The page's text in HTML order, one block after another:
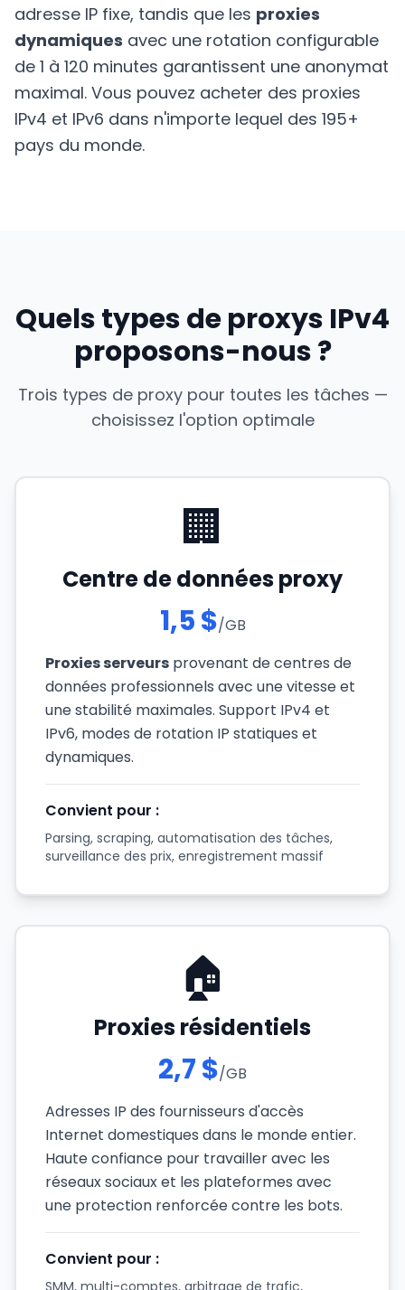
adresse IP fixe, tandis que les proxies
dynamiques avec une rotation configurable
de 1 à 120 minutes garantissent une anonymat
maximal. Vous pouvez acheter des proxies
IPv4 et IPv6 dans n'importe lequel des 195+
pays du monde.
Quels types de proxys IPv4
proposons-nous ?
Trois types de proxy pour toutes les tâches —
choisissez l'option optimale
🏢
Centre de données proxy
1,5 $/GB
Proxies serveurs provenant de centres de
données professionnels avec une vitesse et
une stabilité maximales. Support IPv4 et
IPv6, modes de rotation IP statiques et
dynamiques.
Convient pour :
Parsing, scraping, automatisation des tâches,
surveillance des prix, enregistrement massif
🏠
Proxies résidentiels
2,7 $/GB
Adresses IP des fournisseurs d'accès
Internet domestiques dans le monde entier.
Haute confiance pour travailler avec les
réseaux sociaux et les plateformes avec
une protection renforcée contre les bots.
Convient pour :
SMM, multi-comptes, arbitrage de trafic,